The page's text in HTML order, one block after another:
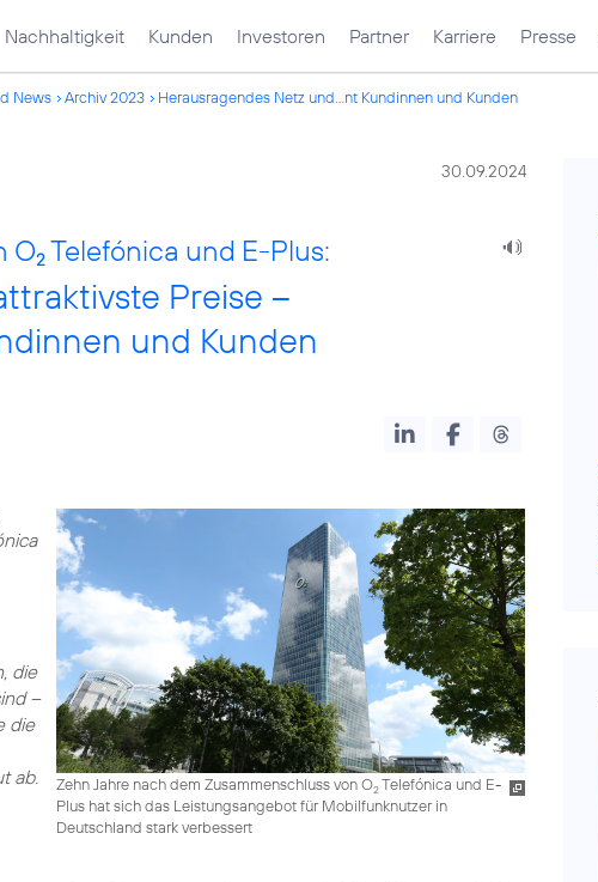
Nachhaltigkeit Kunden Investoren Partner Karriere Presse
News Archiv 2023 Herausragendes Netz und...nt Kundinnen und Kunden
30.09.2024
O2 Telefónica und E-Plus:
Preise –
und Kunden
Zehn Jahre nach dem Zusammenschluss von O2Telefónica und E-
Plus hat sich das Leistungsangebot für Mobilfunknutzer in
Deutschland stark verbessert
die
–
die
ab.